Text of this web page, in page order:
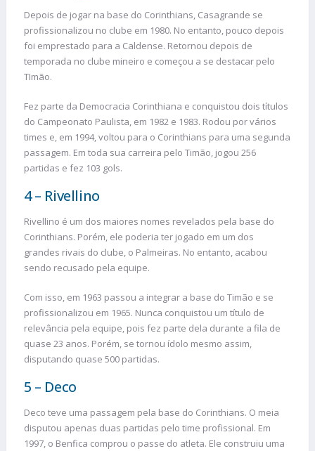
Depois de jogar na base do Corinthians, Casagrande se
profissionalizou no clube em 1980. No entanto, pouco depois
foi emprestado para a Caldense. Retornou depois de
temporada no clube mineiro e começou a se destacar pelo
TImão.
Fez parte da Democracia Corinthiana e conquistou dois títulos
do Campeonato Paulista, em 1982 e 1983. Rodou por vários
times e, em 1994, voltou para o Corinthians para uma segunda
passagem. Em toda sua carreira pelo Timão, jogou 256
partidas e fez 103 gols.
4 – Rivellino
Rivellino é um dos maiores nomes revelados pela base do
Corinthians. Porém, ele poderia ter jogado em um dos
grandes rivais do clube, o Palmeiras. No entanto, acabou
sendo recusado pela equipe.
Com isso, em 1963 passou a integrar a base do Timão e se
profissionalizou em 1965. Nunca conquistou um título de
relevância pela equipe, pois fez parte dela durante a fila de
quase 23 anos. Porém, se tornou ídolo mesmo assim,
disputando quase 500 partidas.
5 – Deco
Deco teve uma passagem pela base do Corinthians. O meia
disputou apenas duas partidas pelo time profissional. Em
1997, o Benfica comprou o passe do atleta. Ele construiu uma